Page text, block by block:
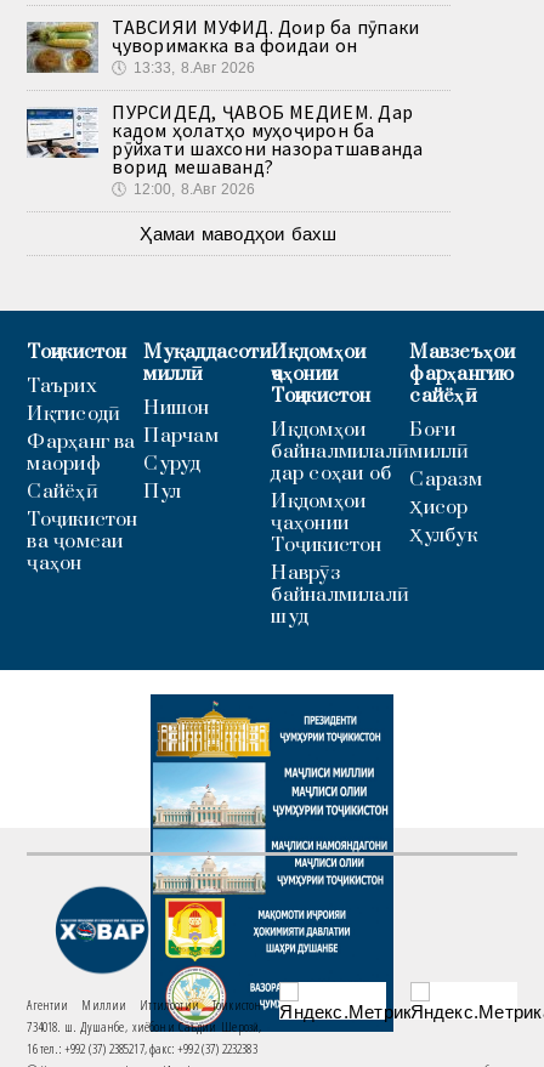
ТАВСИЯИ МУФИД. Доир ба пӯпаки
ҷуворимакка ва фоидаи он
🕔 13:33, 8.Авг 2026
ПУРСИДЕД, ҶАВОБ МЕДИҲЕМ. Дар
кадом ҳолатҳо муҳоҷирон ба
рӯйхати шахсони назоратшаванда
ворид мешаванд?
🕔 12:00, 8.Авг 2026
Ҳамаи маводҳои бахш
Тоҷикистон
Таърих
Иқтисодӣ
Фарҳанг ва
маориф
Сайёҳӣ
Тоҷикистон
ва ҷомеаи
ҷаҳон
Муқаддасоти
миллӣ
Нишон
Парчам
Суруд
Пул
Иқдомҳои
ҷаҳонии
Тоҷикистон
Иқдомҳои
байналмилалӣ
дар соҳаи об
Иқдомҳои
ҷаҳонии
Тоҷикистон
Наврӯз
байналмилалӣ
шуд
Мавзеъҳои
фарҳангию
сайёҳӣ
Боғи
миллӣ
Саразм
Ҳисор
Ҳулбук
Агентии Миллии Иттилоотии Тоҷикистон
734018. ш. Душанбе, хиёбони Саъдии Шерозӣ,
16 тел.: +992 (37) 2385217, факс: +992 (37) 2232383